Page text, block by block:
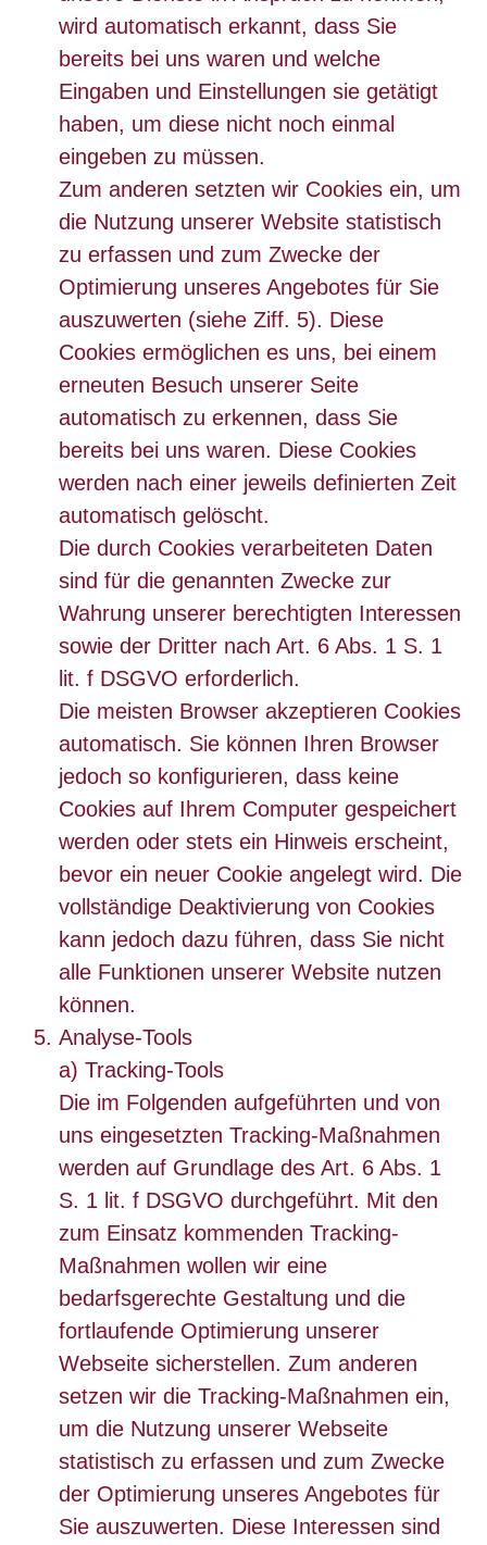
wird automatisch erkannt, dass Sie
bereits bei uns waren und welche
Eingaben und Einstellungen sie getätigt
haben, um diese nicht noch einmal
eingeben zu müssen.
Zum anderen setzten wir Cookies ein, um
die Nutzung unserer Website statistisch
zu erfassen und zum Zwecke der
Optimierung unseres Angebotes für Sie
auszuwerten (siehe Ziff. 5). Diese
Cookies ermöglichen es uns, bei einem
erneuten Besuch unserer Seite
automatisch zu erkennen, dass Sie
bereits bei uns waren. Diese Cookies
werden nach einer jeweils definierten Zeit
automatisch gelöscht.
Die durch Cookies verarbeiteten Daten
sind für die genannten Zwecke zur
Wahrung unserer berechtigten Interessen
sowie der Dritter nach Art. 6 Abs. 1 S. 1
lit. f DSGVO erforderlich.
Die meisten Browser akzeptieren Cookies
automatisch. Sie können Ihren Browser
jedoch so konfigurieren, dass keine
Cookies auf Ihrem Computer gespeichert
werden oder stets ein Hinweis erscheint,
bevor ein neuer Cookie angelegt wird. Die
vollständige Deaktivierung von Cookies
kann jedoch dazu führen, dass Sie nicht
alle Funktionen unserer Website nutzen
können.
Analyse-Tools
a) Tracking-Tools
Die im Folgenden aufgeführten und von
uns eingesetzten Tracking-Maßnahmen
werden auf Grundlage des Art. 6 Abs. 1
S. 1 lit. f DSGVO durchgeführt. Mit den
zum Einsatz kommenden Tracking-
Maßnahmen wollen wir eine
bedarfsgerechte Gestaltung und die
fortlaufende Optimierung unserer
Webseite sicherstellen. Zum anderen
setzen wir die Tracking-Maßnahmen ein,
um die Nutzung unserer Webseite
statistisch zu erfassen und zum Zwecke
der Optimierung unseres Angebotes für
Sie auszuwerten. Diese Interessen sind